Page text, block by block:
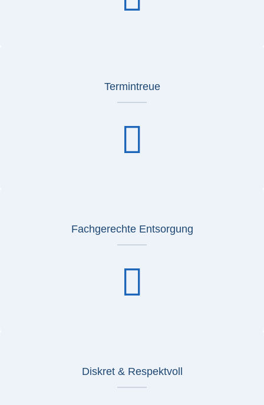
Termintreue
Fachgerechte Entsorgung
Diskret & Respektvoll